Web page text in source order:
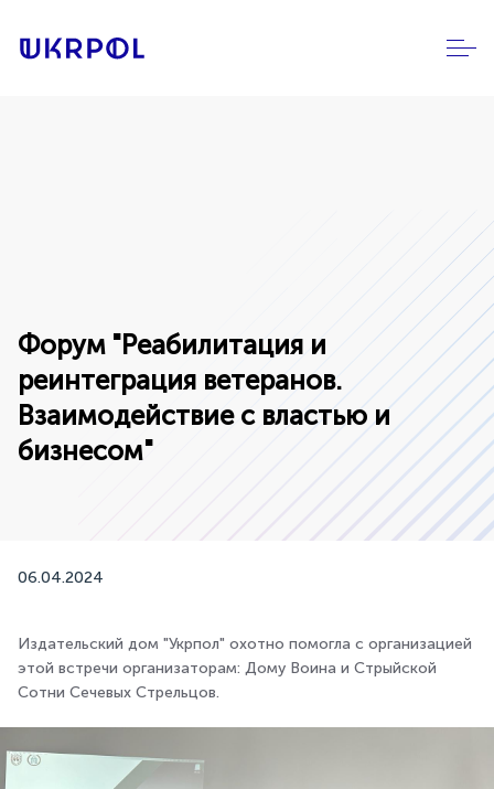
Форум "Реабилитация и
реинтеграция ветеранов.
Взаимодействие с властью и
бизнесом"
06.04.2024
Издательский дом "Укрпол" охотно помогла с организацией
этой встречи организаторам: Дому Воина и Стрыйской
Сотни Сечевых Стрельцов.